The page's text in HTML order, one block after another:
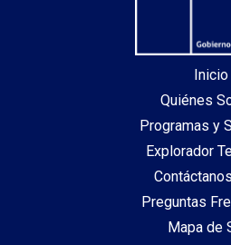
Inicio
Quiénes
Programas y
Explorador
Preguntas
Mapa de